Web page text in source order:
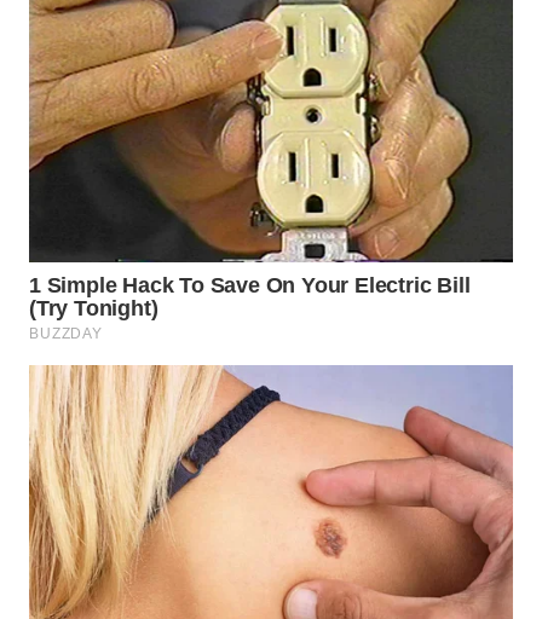
WN
BINTAN
WN
MANDALIKA
WN
LABUANBAJO
WN
BORNEO
Wahana
Media
Group
WAHANA
NEWS